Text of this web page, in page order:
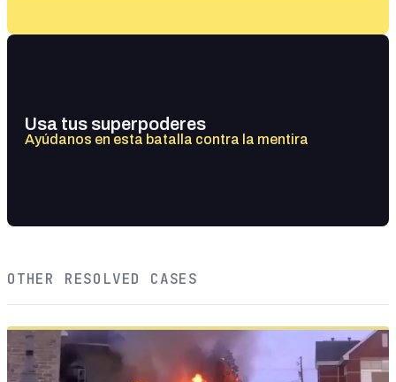
Usa tus superpoderes
Ayúdanos en esta batalla contra la mentira
OTHER RESOLVED CASES